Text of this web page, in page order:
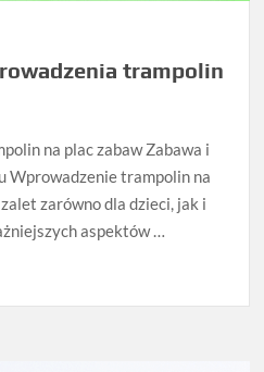
trampolin
na plac zabaw Zabawa i
Wprowadzenie trampolin na
zarówno dla dzieci, jak i
aspektów …